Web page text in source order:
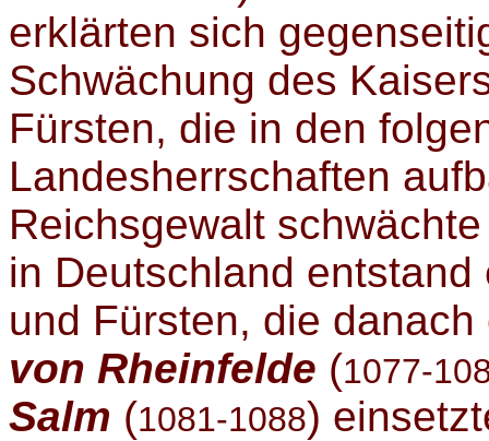
erklärten sich
Schwächung des
Fürsten, die in den
Landesherrschaften
Reichsgewalt
in Deutschland
und Fürsten, die
von Rheinfelde (1077-
Salm (1081-1088)